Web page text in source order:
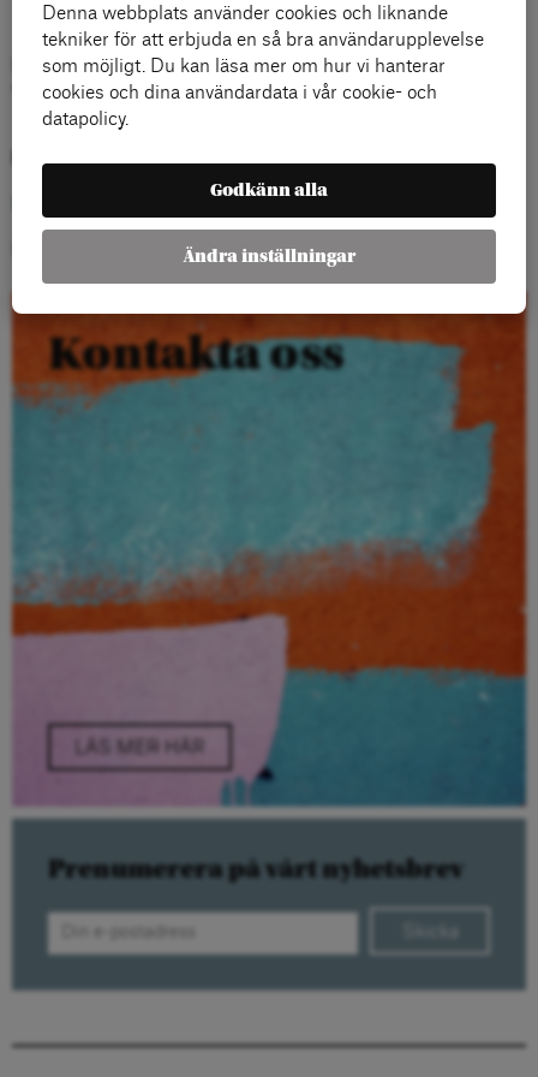
Författaren Per Eklund är till vardags verksam som journalist
vid Dala-Demokraten.
Författare
Per Eklund är journalist på Dala-Demokraten.
Kontakta oss
LÄS MER HÄR
Prenumerera på vårt nyhetsbrev
Denna webbplats använder cookies och liknande
tekniker för att erbjuda en så bra användarupplevelse
som möjligt. Du kan läsa mer om hur vi hanterar
cookies och dina användardata i vår cookie- och
datapolicy.
Godkänn alla
Ändra inställningar